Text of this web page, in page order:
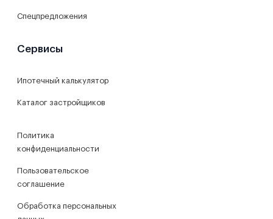
Спецпредложения
Сервисы
Ипотечный калькулятор
Каталог застройщиков
Политика
конфиденциальности
Пользовательское
соглашение
Обработка персональных